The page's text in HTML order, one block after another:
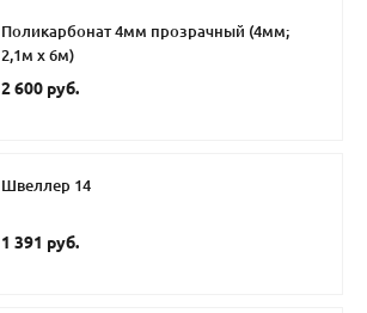
Поликарбонат 4мм прозрачный (4мм;
2,1м х 6м)
2 600 руб.
Швеллер 14
1 391 руб.